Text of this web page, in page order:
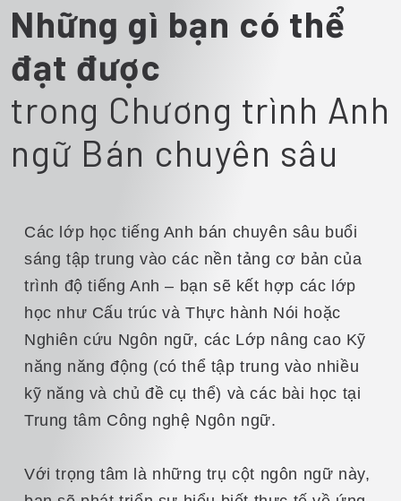
Những gì bạn có thể
đạt được
trong Chương trình Anh
ngữ Bán chuyên sâu
Các lớp học tiếng Anh bán chuyên sâu buổi
sáng tập trung vào các nền tảng cơ bản của
trình độ tiếng Anh – bạn sẽ kết hợp các lớp
học như Cấu trúc và Thực hành Nói hoặc
Nghiên cứu Ngôn ngữ, các Lớp nâng cao Kỹ
năng năng động (có thể tập trung vào nhiều
kỹ năng và chủ đề cụ thể) và các bài học tại
Trung tâm Công nghệ Ngôn ngữ.
Với trọng tâm là những trụ cột ngôn ngữ này,